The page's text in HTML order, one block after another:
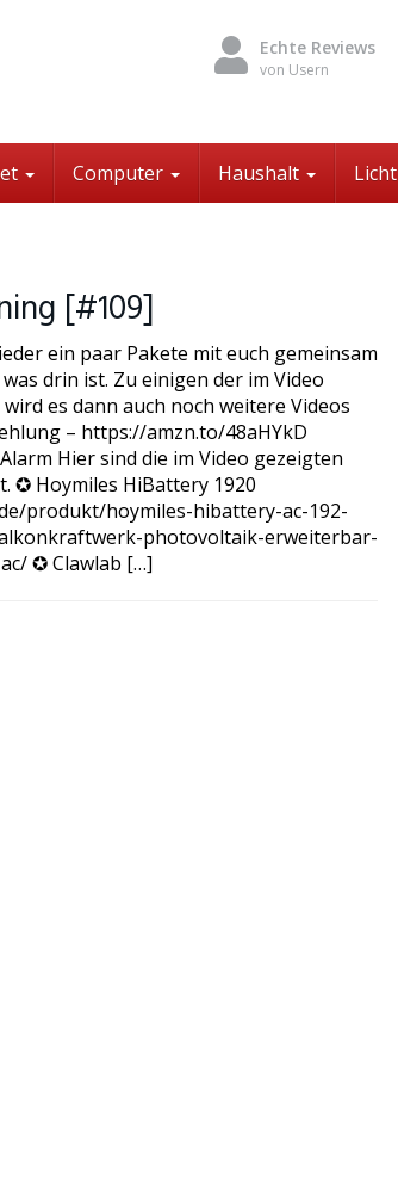
Echte Reviews
von Usern
Computer Haushalt Licht
[#109]
ein paar Pakete mit euch gemeinsam
drin ist. Zu einigen der im Video
es dann auch noch weitere Videos
– https://amzn.to/48aHYkD
Hier sind die im Video gezeigten
✪ Hoymiles HiBattery 1920
produkt/hoymiles-hibattery-ac-192-
photovoltaik-erweiterbar-
✪ Clawlab […]